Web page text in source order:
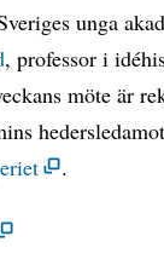
unga
, professor i
möte är
.